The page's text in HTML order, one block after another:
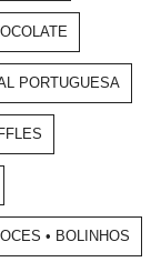
PORTUGUESA
• BOLINHOS